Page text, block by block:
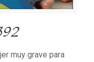
muy grave para